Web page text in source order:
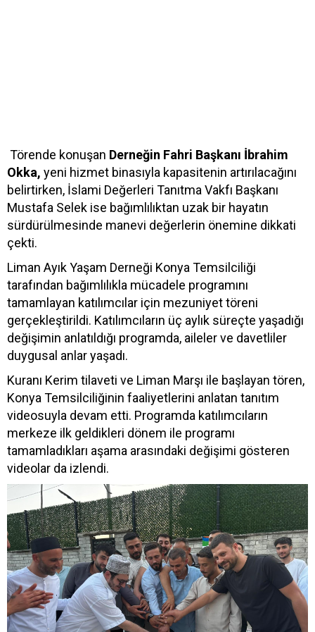
Törende konuşan Derneğin Fahri Başkanı İbrahim
Okka, yeni hizmet binasıyla kapasitenin artırılacağını
belirtirken, İslami Değerleri Tanıtma Vakfı Başkanı
Mustafa Selek ise bağımlılıktan uzak bir hayatın
sürdürülmesinde manevi değerlerin önemine dikkati
çekti.
Liman Ayık Yaşam Derneği Konya Temsilciliği
tarafından bağımlılıkla mücadele programını
tamamlayan katılımcılar için mezuniyet töreni
gerçekleştirildi. Katılımcıların üç aylık süreçte yaşadığı
değişimin anlatıldığı programda, aileler ve davetliler
duygusal anlar yaşadı.
Kuranı Kerim tilaveti ve Liman Marşı ile başlayan tören,
Konya Temsilciliğinin faaliyetlerini anlatan tanıtım
videosuyla devam etti. Programda katılımcıların
merkeze ilk geldikleri dönem ile programı
tamamladıkları aşama arasındaki değişimi gösteren
videolar da izlendi.